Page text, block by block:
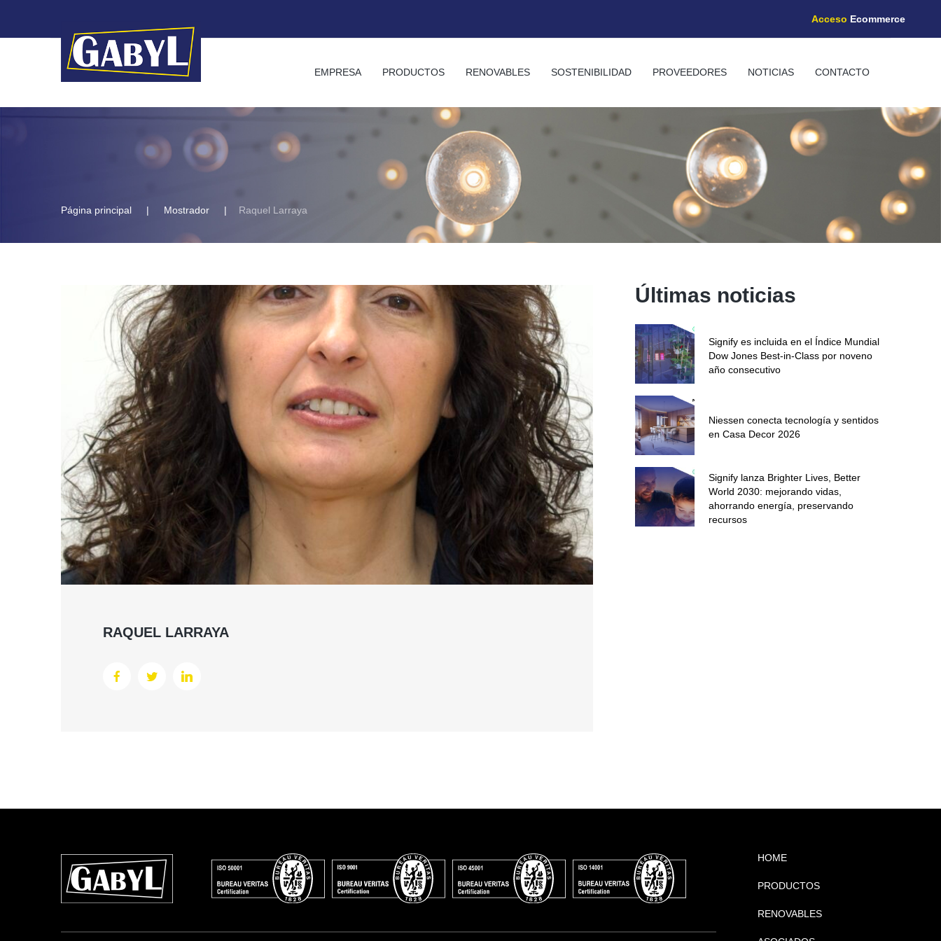
EMPRESA PRODUCTOS RENOVABLES SOSTENIBILIDAD PROVEEDORES NOTICIAS CONTACTO
Página principal Mostrador Raquel Larraya
RAQUEL LARRAYA
Últimas noticias
Signify es incluida en el Índice Mundial
Dow Jones Best-in-Class por noveno
año consecutivo
Niessen conecta tecnología y sentidos
en Casa Decor 2026
Signify lanza Brighter Lives, Better
World 2030: mejorando vidas,
ahorrando energía, preservando
recursos
HOME
PRODUCTOS
RENOVABLES
Acceso Ecommerce